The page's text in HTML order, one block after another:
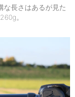
な長さはあるが見た
。